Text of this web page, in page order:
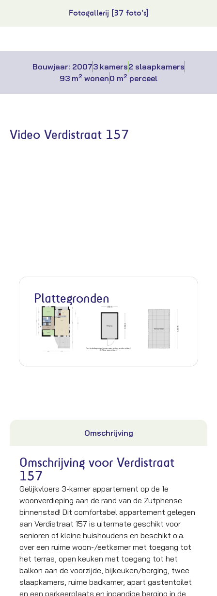
Fotogallerij (37 foto's)
Bouwjaar: 20073 kamers2 slaapkamers
93 m2 wonen0 m2 perceel
Video Verdistraat 157
Plattegronden
Omschrijving
Omschrijving voor Verdistraat
157
Gelijkvloers 3-kamer appartement op de 1e
woonverdieping aan de rand van de Zutphense
binnenstad! Dit comfortabel appartement gelegen
aan Verdistraat 157 is uitermate geschikt voor
senioren of kleine huishoudens en beschikt o.a.
over een ruime woon-/eetkamer met toegang tot
het terras, open keuken met toegang tot het
balkon aan de voorzijde, bijkeuken/berging, twee
slaapkamers, ruime badkamer, apart gastentoilet
en een parkeerplaats en inpandige berging in de